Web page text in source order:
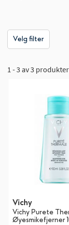
Velg filter
1 - 3 av 3 produkter
Vichy
Vichy Purete
Øyesmikefjerner